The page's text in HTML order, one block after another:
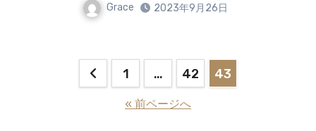
Grace 2023年9月26日
1 … 42 43
« 前ページへ